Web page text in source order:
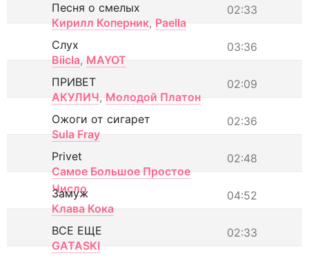
02:33
Песня о смелых
Кирилл Коперник, Paella
03:36
Слух
Biicla, MAYOT
02:09
ПРИВЕТ
АКУЛИЧ, Молодой Платон
02:36
Ожоги от сигарет
Sula Fray
02:48
Privet
Самое Большое Простое
Число
04:52
Замуж
Клава Кока
02:33
ВСЕ ЕЩЕ
GATASKI